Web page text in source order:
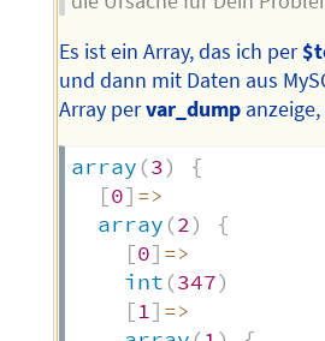
Es ist ein Array, das ich per
und dann mit Daten aus
Array pervar_dump
array (3)
{
[0] =>
array (2)
{
[0] =>
int (347)
[1] =>